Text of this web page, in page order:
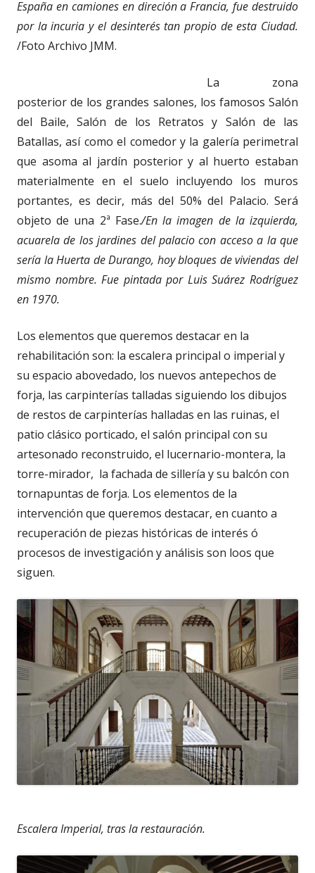
España en camiones en direción a Francia, fue destruido
por la incuria y el desinterés tan propio de esta Ciudad.
/Foto Archivo JMM.
La zona
posterior de los grandes salones, los famosos Salón
del Baile, Salón de los Retratos y Salón de las
Batallas, así como el comedor y la galería perimetral
que asoma al jardín posterior y al huerto estaban
materialmente en el suelo incluyendo los muros
portantes, es decir, más del 50% del Palacio. Será
objeto de una 2ª Fase./En la imagen de la izquierda,
acuarela de los jardines del palacio con acceso a la que
sería la Huerta de Durango, hoy bloques de viviendas del
mismo nombre. Fue pintada por Luis Suárez Rodríguez
en 1970.
Los elementos que queremos destacar en la
rehabilitación son: la escalera principal o imperial y
su espacio abovedado, los nuevos antepechos de
forja, las carpinterías talladas siguiendo los dibujos
de restos de carpinterías halladas en las ruinas, el
patio clásico porticado, el salón principal con su
artesonado reconstruido, el lucernario-montera, la
torre-mirador, la fachada de sillería y su balcón con
tornapuntas de forja. Los elementos de la
intervención que queremos destacar, en cuanto a
recuperación de piezas históricas de interés ó
procesos de investigación y análisis son loos que
siguen.
Escalera Imperial, tras la restauración.